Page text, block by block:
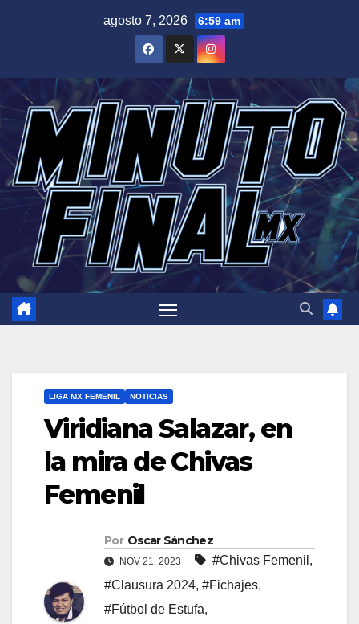
agosto 7, 2026 6:59 am
LIGA MX FEMENIL NOTICIAS
Viridiana Salazar, en
la mira de Chivas
Femenil
Por Oscar Sánchez
NOV 21, 2023 #Chivas Femenil ,
#Clausura 2024, #Fichajes,
#Fútbol de Estufa,